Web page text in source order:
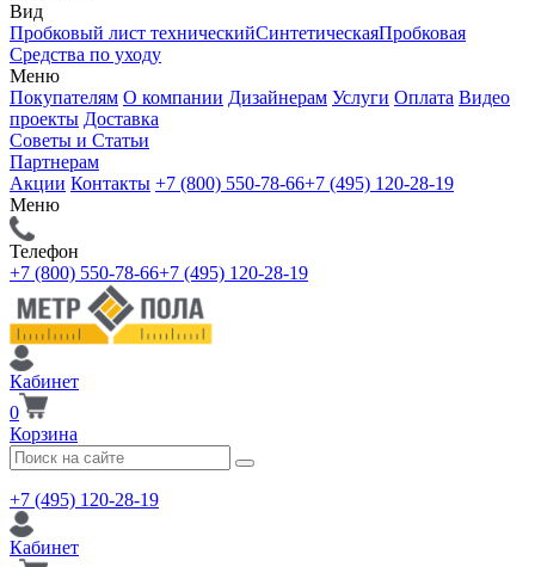
Вид
Пробковый лист техническийСинтетическаяПробковая
Средства по уходу
Меню
Покупателям О компании Дизайнерам Услуги Оплата Видео
проекты Доставка
Советы и Статьи
Партнерам
Акции Контакты +7 (800) 550-78-66+7 (495) 120-28-19
Меню
Телефон
+7 (800) 550-78-66+7 (495) 120-28-19
Кабинет
0
Корзина
+7 (495) 120-28-19
Кабинет